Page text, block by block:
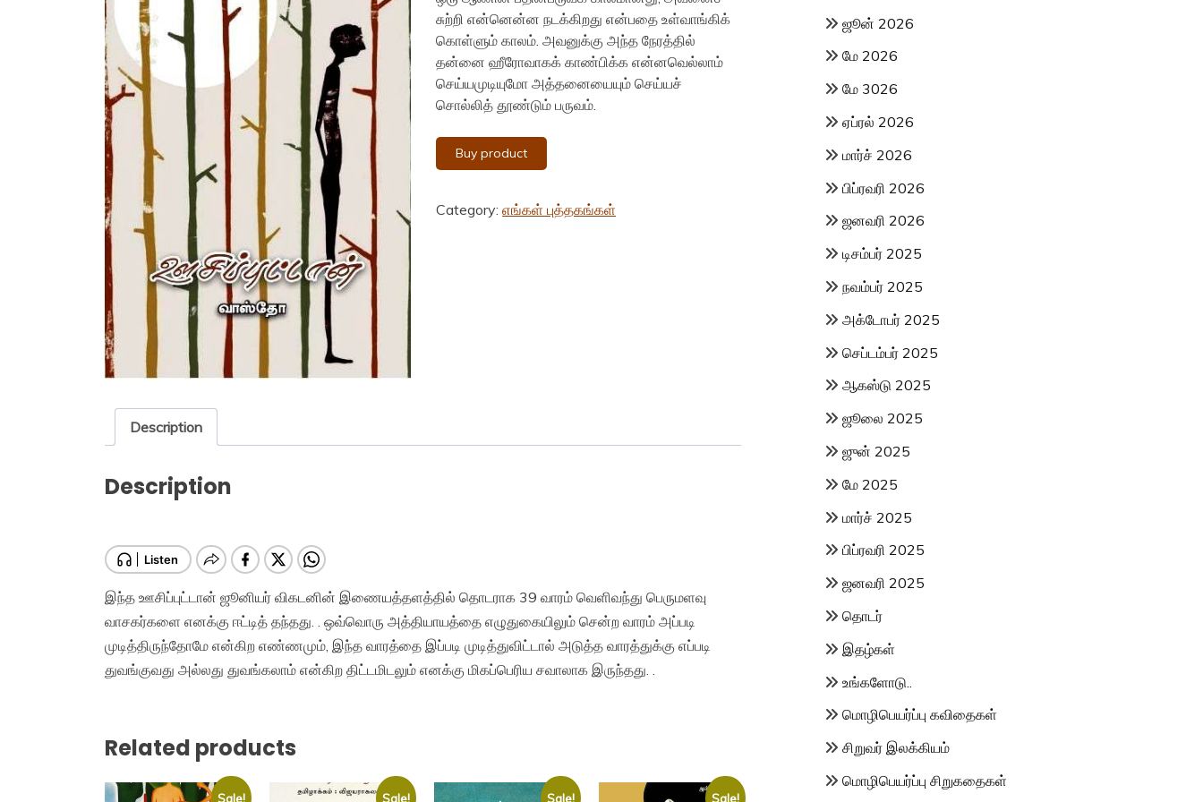
₹300.00.₹290.00.
சுற்றி என்னென்ன நடக்கிறது என்பதை உள்வாங்கிக்
கொள்ளும் காலம். அவனுக்கு அந்த நேரத்தில்
தன்னை ஹீரோவாகக் காண்பிக்க என்னவெல்லாம்
செய்யமுடியுமோ அத்தனையையும் செய்யச்
சொல்லித் தூண்டும் பருவம்.
Buy product
Category:எங்கள் புத்தகங்கள்
Description
Description
இந்த ஊசிப்புட்டான் ஜூனியர் விகடனின் இணையத்தளத்தில் தொடராக 39 வாரம் வெளிவந்து பெருமளவு
வாசகர்களை எனக்கு ஈட்டித் தந்தது. . ஒவ்வொரு அத்தியாயத்தை எழுதுகையிலும் சென்ற வாரம் அப்படி
முடித்திருந்தோமே என்கிற எண்ணமும், இந்த வாரத்தை இப்படி முடித்துவிட்டால் அடுத்த வாரத்துக்கு எப்படி
துவங்குவது அல்லது துவங்கலாம் என்கிற திட்டமிடலும் எனக்கு மிகப்பெரிய சவாலாக இருந்தது. .
Related products
Sale! Sale! Sale! Sale!
ஜூன் 2026
மே 2026
மே 3026
ஏப்ரல் 2026
மார்ச் 2026
பிப்ரவரி 2026
ஜனவரி 2026
டிசம்பர் 2025
நவம்பர் 2025
அக்டோபர் 2025
செப்டம்பர் 2025
ஆகஸ்டு 2025
ஜூலை 2025
ஜுன் 2025
மே 2025
மார்ச் 2025
பிப்ரவரி 2025
ஜனவரி 2025
தொடர்
இதழ்கள்
உங்களோடு..
மொழிபெயர்ப்பு கவிதைகள்
சிறுவர் இலக்கியம்
மொழிபெயர்ப்பு சிறுகதைகள்